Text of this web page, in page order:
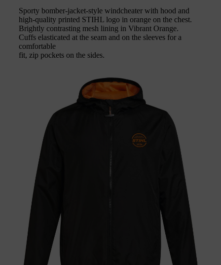
Sporty bomber-jacket-style windcheater with hood and
high-quality printed STIHL logo in orange on the chest.
Brightly contrasting mesh lining in Vibrant Orange.
Cuffs elasticated at the seam and on the sleeves for a
comfortable
fit, zip pockets on the sides.